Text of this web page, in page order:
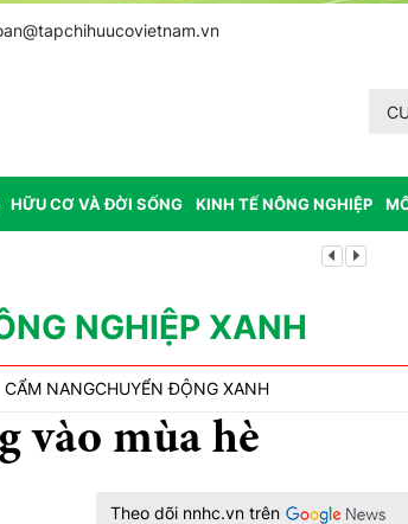
HỮU CƠ VÀ ĐỜI SỐNG KINH TẾ NÔNG NGHIỆP
Tổ chức lấy
NGHIỆP XANH
CẨM NANGCHUYỂN ĐỘNG XANH
vào mùa hè
Theo dõi nnhc.vn trên